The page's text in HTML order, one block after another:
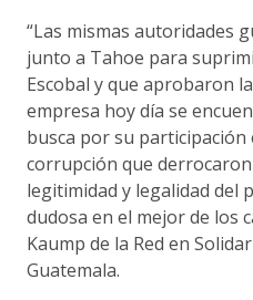
“Las mismas autoridades
junto a Tahoe para
Escobal y que aprobaron
empresa hoy día se
busca por su participación
corrupción que
legitimidad y legalidad del
dudosa en el mejor de los
Kaump de la Red en
Guatemala.